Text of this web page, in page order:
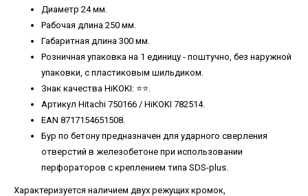
Диаметр 24 мм.
Рабочая длина 250 мм.
Габаритная длина 300 мм.
Розничная упаковка на 1 единицу - поштучно, без наружной
упаковки, с пластиковым шильдиком.
Знак качества HiKOKI: ⭐️⭐️.
Артикул Hitachi 750166 / HiKOKI 782514.
EAN 8717154651508.
Бур по бетону предназначен для ударного сверления
отверстий в железобетоне при использовании
перфораторов с креплением типа SDS-plus.
Характеризуется наличием двух режущих кромок,